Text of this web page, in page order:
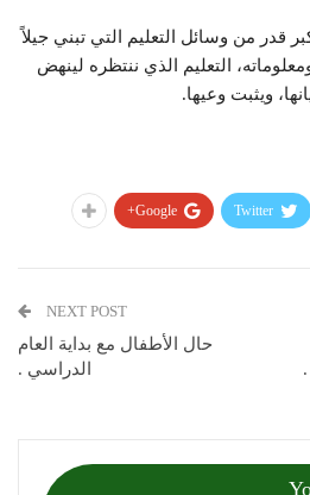
قدر من وسائل التعليم التي تبني جيلاً
التعليم الذي ننتظره لينهض
ويثبت وعيها.
Twitter
Google+
NEXT POST
حال الأطفال مع بداية العام
الدراسي .